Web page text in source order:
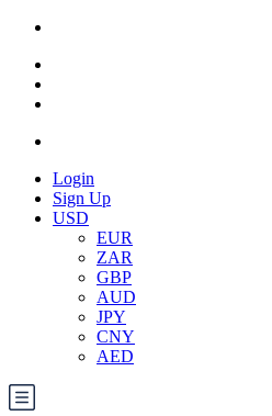
Login
Sign Up
USD
EUR
ZAR
GBP
AUD
JPY
CNY
AED